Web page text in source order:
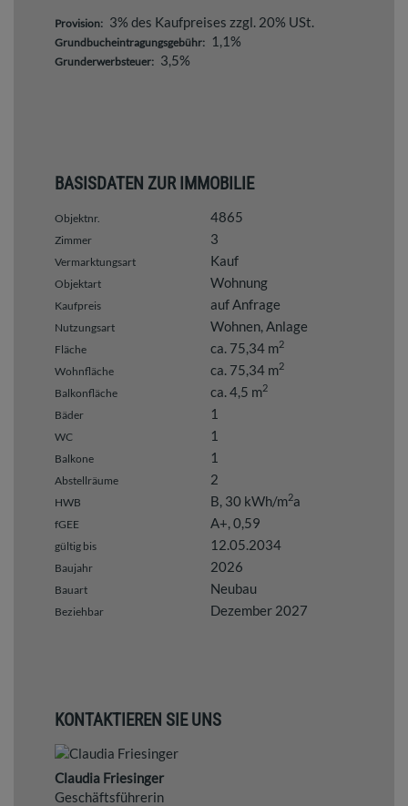
Provision: 3% des Kaufpreises zzgl. 20% USt.
Grundbucheintragungsgebühr: 1,1%
Grunderwerbsteuer: 3,5%
BASISDATEN ZUR IMMOBILIE
Objektnr. 4865
Zimmer 3
Vermarktungsart Kauf
Objektart Wohnung
Kaufpreis auf Anfrage
Nutzungsart Wohnen Anlage
Fläche ca. 75,34 m2
Wohnfläche ca. 75,34 m2
Balkonfläche ca. 4,5 m2
Bäder 1
WC 1
Balkone 1
Abstellräume 2
HWB B, 30 kWh/m2a
fGEE A+, 0,59
gültig bis 12.05.2034
Baujahr 2026
Bauart Neubau
Beziehbar Dezember 2027
KONTAKTIEREN SIE UNS
Claudia Friesinger
Geschäftsführerin